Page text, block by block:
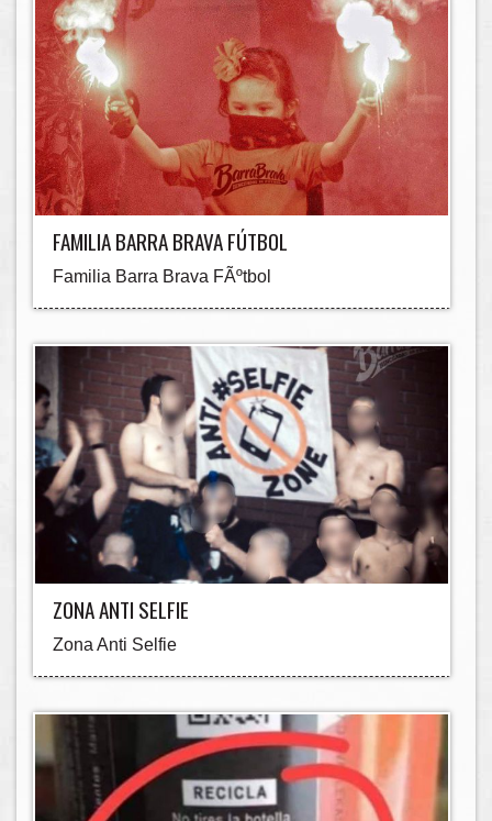
FAMILIA BARRA BRAVA FÚTBOL
Familia Barra Brava FÃºtbol
ZONA ANTI SELFIE
Zona Anti Selfie